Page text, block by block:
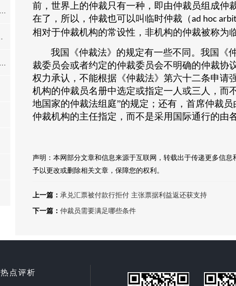
前，世界上的仲裁只有一种，即由仲裁员组成仲
在了，所以，仲裁也可以叫临时仲裁（ad hoc
相对于仲裁机构的常设性，非机构的仲裁被称为
我国《仲裁法》的规定有一些不同。我国《
裁委员会或者约定的仲裁委员会不明确的仲裁协
权力承认，不能根据《仲裁法》第六十二条申请
机构的仲裁员名册中选定或指定一人或三人，而
地国家的仲裁法组庭”的规定；还有，首席仲裁
仲裁机构的主任指定，而不是采用国际通行的由
声明：本网部分文章和信息来源于互联网，转载出于传递更多信
予以更改或删除相关文章，保障您的权利。
上一篇： 承兑汇票被付款行拒付 主张票据利益返还获支持
下一篇： 仲裁员需要满足哪些条件
热点评析